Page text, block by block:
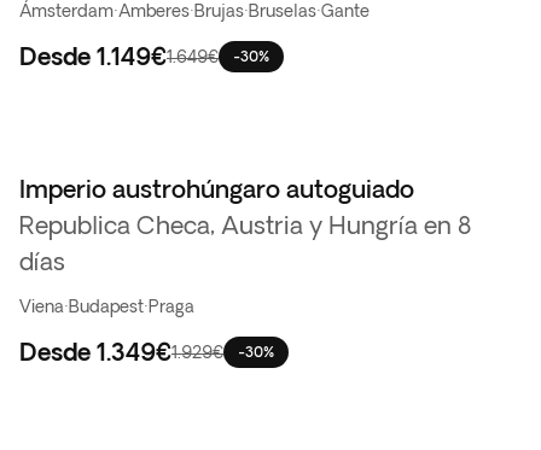
Ámsterdam·Amberes·Brujas·Bruselas·Gante
Desde 1.149€1.649€ -30%
Imperio austrohúngaro autoguiado
Republica Checa, Austria y Hungría en 8
días
Viena·Budapest·Praga
Desde 1.349€1.929€ -30%